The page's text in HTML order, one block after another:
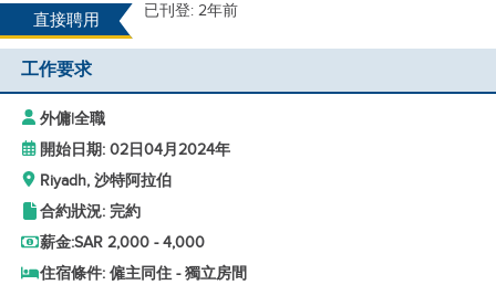
直接聘用
已刊登: 2年前
工作要求
外傭|全職
開始日期: 02日04月2024年
Riyadh, 沙特阿拉伯
合約狀況: 完約
薪金:SAR 2,000 - 4,000
住宿條件: 僱主同住 - 獨立房間